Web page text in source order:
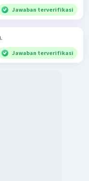
Jawaban terverifikasi
Jawaban terverifikasi